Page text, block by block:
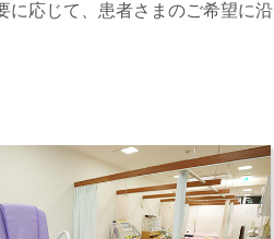
に応じて、患者さまのご希望に沿